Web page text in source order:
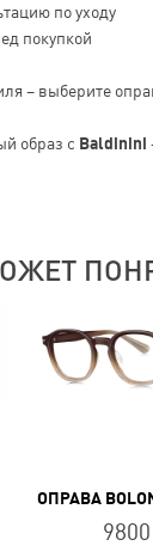
по уходу
покупкой
– выберите
образ с Baldinini